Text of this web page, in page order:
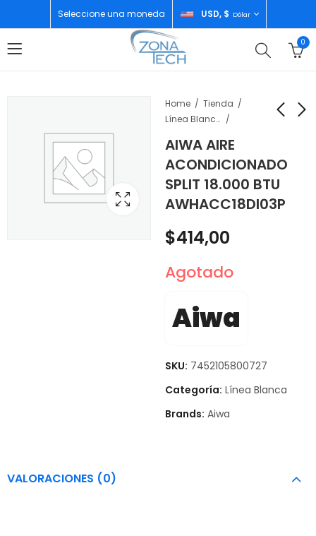
Seleccione una moneda USD, $ Dólar
0
Home
Tienda
Línea Blanca
AIWA AIRE
ACONDICIONADO
SPLIT 18.000 BTU
AWHACC18DI03P
ACONDICIONADO
SPLIT 12.000 BTU
AWHACC12DI03P
$300,00
HORIZONTAL 141LTS
AWHCFC15101
$250,00
$414,00
Agotado
Aiwa
SKU: 7452105800727
Categoría: Línea Blanca
Brands: Aiwa
VALORACIONES (0)